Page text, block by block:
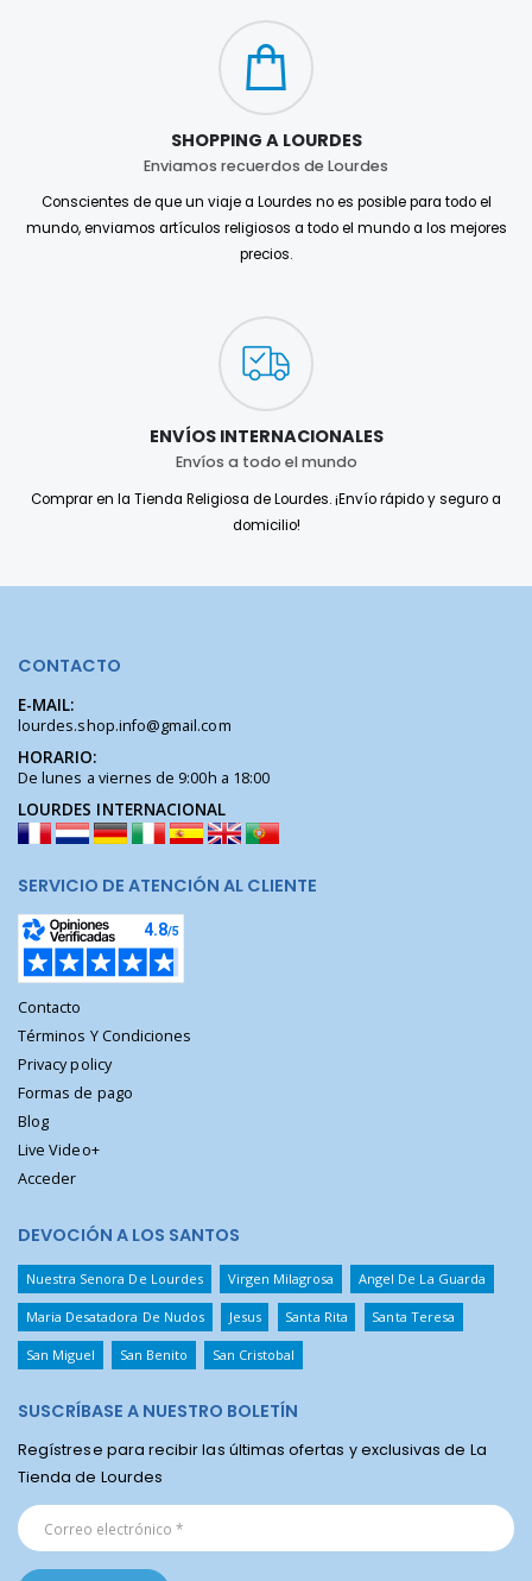
SHOPPING A LOURDES
Enviamos recuerdos de Lourdes
Conscientes de que un viaje a Lourdes no es posible para todo el
mundo, enviamos artículos religiosos a todo el mundo a los mejores
precios.
ENVÍOS INTERNACIONALES
Envíos a todo el mundo
Comprar en la Tienda Religiosa de Lourdes. ¡Envío rápido y seguro a
domicilio!
CONTACTO
E-MAIL:
lourdes.shop.info@gmail.com
HORARIO:
De lunes a viernes de 9:00h a 18:00
LOURDES INTERNACIONAL
SERVICIO DE ATENCIÓN AL CLIENTE
Contacto
Términos Y Condiciones
Privacy policy
Formas de pago
Blog
Live Video+
Acceder
DEVOCIÓN A LOS SANTOS
Nuestra Senora De Lourdes Virgen Milagrosa Angel De La Guarda
Maria Desatadora De Nudos Jesus Santa Rita Santa Teresa
San Miguel San Benito San Cristobal
SUSCRÍBASE A NUESTRO BOLETÍN
Regístrese para recibir las últimas ofertas y exclusivas de La
Tienda de Lourdes